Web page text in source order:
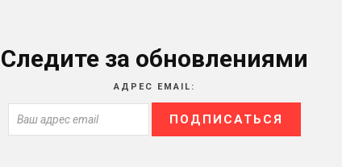
Следите за обновлениями
АДРЕС EMAIL: